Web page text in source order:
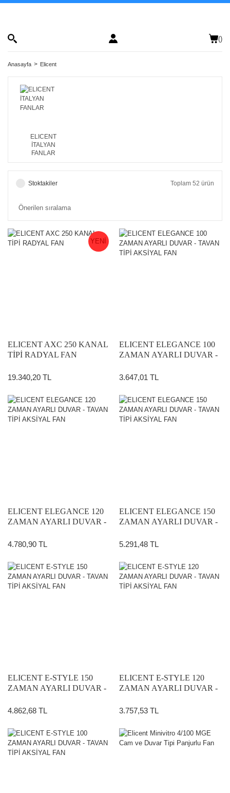
()
Anasayfa Elicent
ELICENT
İTALYAN
FANLAR
Stoktakiler Toplam 52 ürün
YENİ
ELICENT AXC 250 KANAL
TİPİ RADYAL FAN
19.340,20 TL
ELICENT ELEGANCE 100
ZAMAN AYARLI DUVAR -
3.647,01 TL
ELICENT ELEGANCE 120
ZAMAN AYARLI DUVAR -
4.780,90 TL
ELICENT ELEGANCE 150
ZAMAN AYARLI DUVAR -
5.291,48 TL
ELICENT E-STYLE 150
ZAMAN AYARLI DUVAR -
4.862,68 TL
ELICENT E-STYLE 120
ZAMAN AYARLI DUVAR -
3.757,53 TL